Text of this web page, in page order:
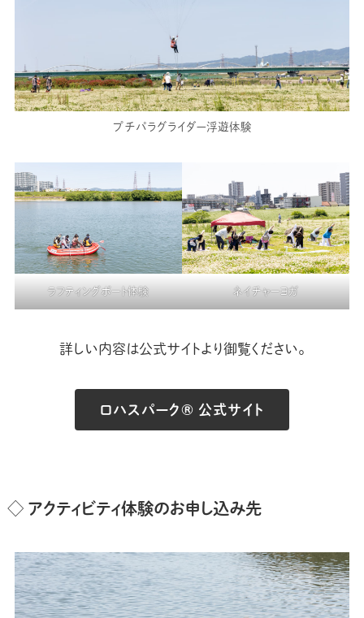
プチパラグライダー浮遊体験
ラフティングボート体験 ネイチャーヨガ
詳しい内容は公式サイトより御覧ください。
ロハスパーク® 公式サイト
◇ アクティビティ体験のお申し込み先